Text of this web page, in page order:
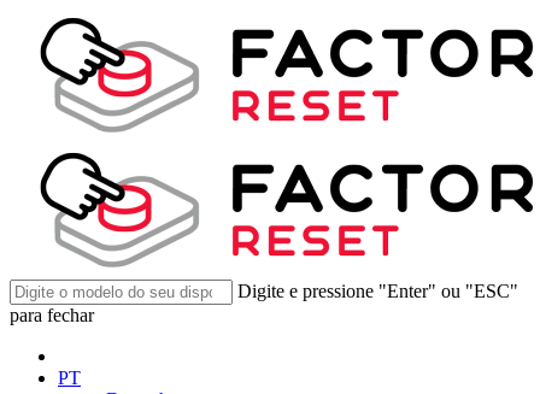
Digite e pressione "Enter" ou "ESC"
para fechar
PT